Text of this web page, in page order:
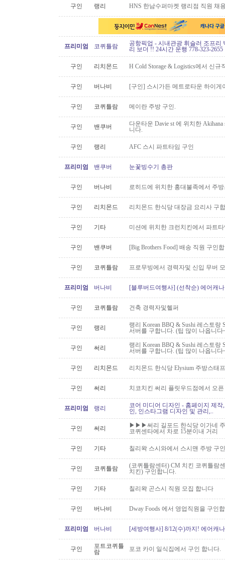
구인 랭리 HNS 한남수퍼마켓 랭리점 직원 채
프리미엄 코퀴틀람
공항픽업 - 시내관광 휘슬러 조프
리 보더 !! 24시간 운행 778-323-2655
구인 리치몬드 H Cold Storage & Logistics에서 신규
구인 버나비 [구인] 스시가든 메트로타운 하이게
구인 코퀴틀람 메이란 주방 구인.
구인 밴쿠버
다운타운 Davie st 에 위치한
니다.
구인 랭리 AFC 스시 파트타임 구인
프리미엄 밴쿠버 눈꽃빙수기 총판
구인 버나비 로히드에 위치한 홍대불족에서 주
구인 리치몬드 리치몬드 한식당 대장금 요리사 구
구인 기타 미션에 위치한 크런치킨에서 파트
구인 밴쿠버 [Big Brothers Food] 배송 직원 구인
구인 코퀴틀람 프로무빙에서 경력자및 신입 무버
프리미엄 버나비 [블루버드여행사] (선착순) 에어캐
구인 코퀴틀람 건축 경력자및헬퍼
구인 랭리
랭리 Korean BBQ & Sushi 레스토
서버를 구합니다. (팁 많이 나옵니다
구인 써리
랭리 Korean BBQ & Sushi 레스토
서버를 구합니다. (팁 많이 나옵니다
구인 리치몬드 리치몬드 한식당 Elysium 주방스태
구인 써리 치코치킨 써리 플릿우드점에서 오
프리미엄 랭리
코어 미디어 디자인 - 홈페이지 제
인, 인스타그램 디자인 및 관리,..
구인 써리
▶▶▶써리 길포드 한식당 이가네
코퀴센타에서 차로 15분이내 거리
구인 기타 칠리왁 스시와에서 스시맨 주방 구
구인 코퀴틀람
(코퀴틀람센터) CM 치킨 코퀴틀람
치킨) 구인합니다.
구인 기타 칠리왁 곤스시 직원 모집 합니다
구인 버나비 Dway Foods 에서 영업직원을 구인
프리미엄 버나비 [세방여행사] 8/12(수)까지! 에어캐
구인
포트코퀴틀
람
포코 카이 일식집에서 구인 합니다.